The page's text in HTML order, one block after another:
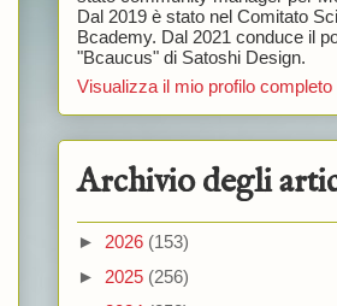
Dal 2019 è stato nel Comitato
Bcademy. Dal 2021 conduce il
"Bcaucus" di Satoshi Design.
Visualizza il mio profilo completo
Archivio degli
► 2026 (153)
► 2025 (256)